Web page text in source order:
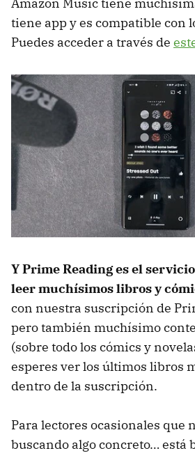
tiene app y es compatible con
Puedes acceder a través de
Y Prime Reading es el
leer muchísimos libros y
con nuestra suscripción de
pero también muchísimo
(sobre todo los cómics y
esperes ver los últimos libros
dentro de la suscripción.
Para lectores ocasionales que
buscando algo concreto… está